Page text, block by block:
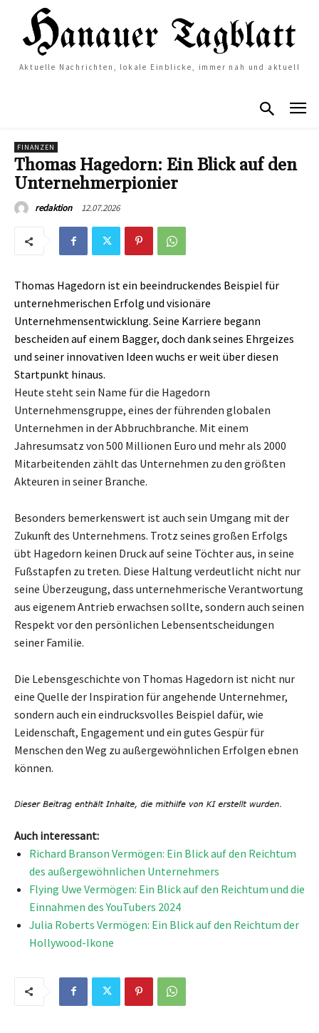
Aktuelle Nachrichten, lokale Einblicke, immer nah und aktuell
FINANZEN
Thomas Hagedorn: Ein Blick auf den
Unternehmerpionier
redaktion 12.07.2026
Thomas Hagedorn ist ein beeindruckendes Beispiel für
unternehmerischen Erfolg und visionäre
Unternehmensentwicklung. Seine Karriere begann
bescheiden auf einem Bagger, doch dank seines Ehrgeizes
und seiner innovativen Ideen wuchs er weit über diesen
Startpunkt hinaus.
Heute steht sein Name für die Hagedorn
Unternehmensgruppe, eines der führenden globalen
Unternehmen in der Abbruchbranche. Mit einem
Jahresumsatz von 500 Millionen Euro und mehr als 2000
Mitarbeitenden zählt das Unternehmen zu den größten
Akteuren in seiner Branche.
Besonders bemerkenswert ist auch sein Umgang mit der
Zukunft des Unternehmens. Trotz seines großen Erfolgs
übt Hagedorn keinen Druck auf seine Töchter aus, in seine
Fußstapfen zu treten. Diese Haltung verdeutlicht nicht nur
seine Überzeugung, dass unternehmerische Verantwortung
aus eigenem Antrieb erwachsen sollte, sondern auch seinen
Respekt vor den persönlichen Lebensentscheidungen
seiner Familie.
Die Lebensgeschichte von Thomas Hagedorn ist nicht nur
eine Quelle der Inspiration für angehende Unternehmer,
sondern auch ein eindrucksvolles Beispiel dafür, wie
Leidenschaft, Engagement und ein gutes Gespür für
Menschen den Weg zu außergewöhnlichen Erfolgen ebnen
können.
Auch interessant:
Richard Branson Vermögen: Ein Blick auf den Reichtum
des außergewöhnlichen Unternehmers
Flying Uwe Vermögen: Ein Blick auf den Reichtum und die
Einnahmen des YouTubers 2024
Julia Roberts Vermögen: Ein Blick auf den Reichtum der
Hollywood-Ikone